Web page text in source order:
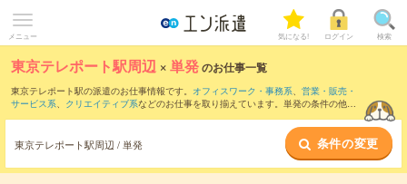
メニュー 気になる! ログイン 検索
東京テレポート駅周辺 ×単発のお仕事一覧
東京テレポート駅の派遣のお仕事情報です。 オフィスワーク・事務系、 営業・販売・
サービス系、 クリエイティブ系などのお仕事を取り揃えています。単発の条件の他
東京テレポート駅周辺 / 単発 条件の変更